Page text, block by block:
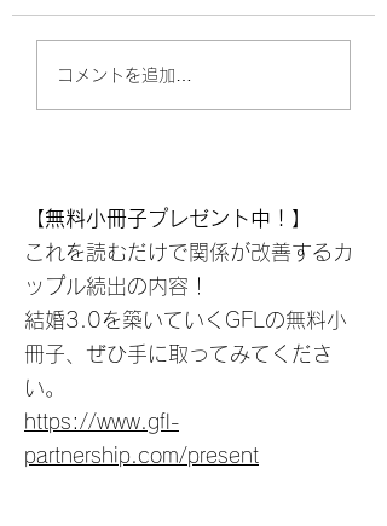
アナスタシアのことを
もっと知りたい人〜
コメントを追加…
【無料小冊子プレゼント中！】
これを読むだけで関係が改善するカ
ップル続出の内容！
結婚3.0を築いていくGFLの無料小
冊子、ぜひ手に取ってみてくださ
い。
https://www.gfl-
partnership.com/present